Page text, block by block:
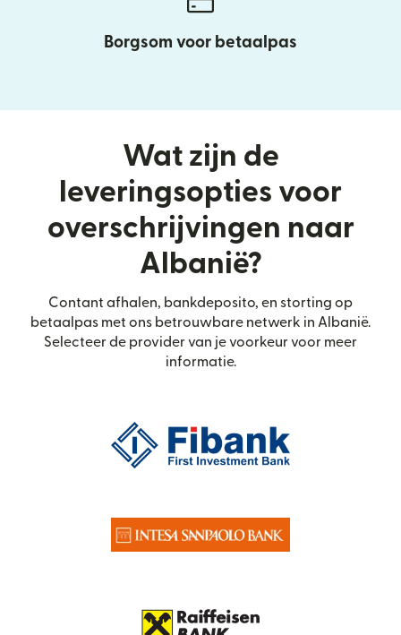
Borgsom voor betaalpas
Wat zijn de
leveringsopties voor
overschrijvingen naar
Albanië?
Contant afhalen, bankdeposito, en storting op
betaalpas met ons betrouwbare netwerk in Albanië.
Selecteer de provider van je voorkeur voor meer
informatie.